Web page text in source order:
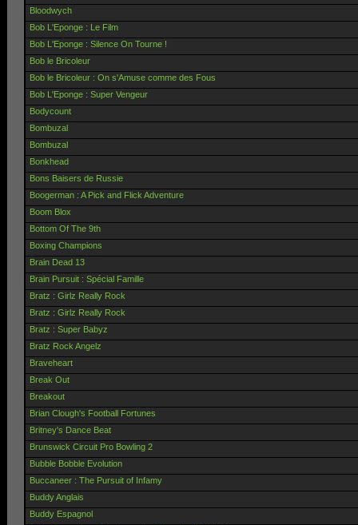
Bloodwych
Bob L'Eponge : Le Film
Bob L'Eponge : Silence On Tourne !
Bob le Bricoleur
Bob le Bricoleur : On s'Amuse comme des Fous
Bob L'Eponge : Super Vengeur
Bodycount
Bombuzal
Bombuzal
Bonkhead
Bons Baisers de Russie
Boogerman : A Pick and Flick Adventure
Boom Blox
Bottom Of The 9th
Boxing Champions
Brain Dead 13
Brain Pursuit : Spécial Famille
Bratz : Girlz Really Rock
Bratz : Girlz Really Rock
Bratz : Super Babyz
Bratz Rock Angelz
Braveheart
Break Out
Breakout
Brian Clough's Football Fortunes
Britney's Dance Beat
Brunswick Circuit Pro Bowling 2
Bubble Bobble Evolution
Buccaneer : The Pursuit of Infamy
Buddy Anglais
Buddy Espagnol